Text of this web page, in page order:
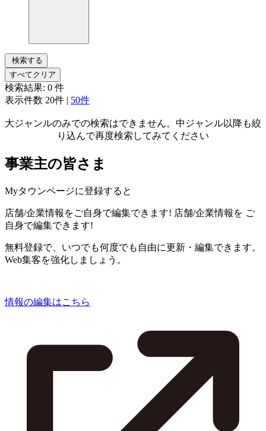
検索する
すべてクリア
検索結果: 0 件
表示件数 20件 | 50件
大ジャンルのみでの検索はできません。中ジャンル以降も絞
り込んで再度検索してみてください
事業主の皆さま
Myタウンページに登録すると
店舗/企業情報をご自身で編集できます! 店舗/企業情報を ご
自身で編集できます!
無料登録で、いつでも何度でも自由に更新・編集できます。
Web集客を強化しましょう。
情報の編集はこちら